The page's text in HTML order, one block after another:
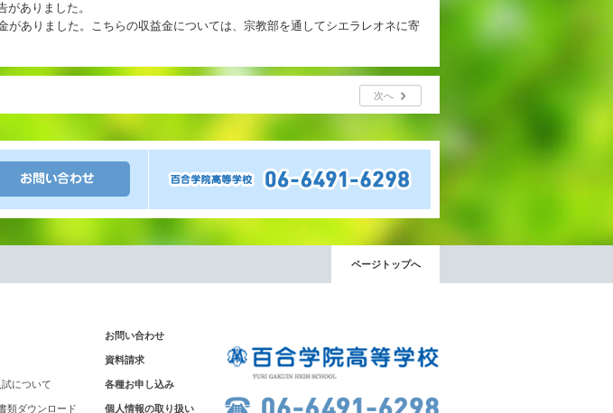
ありました。
がありました。こちらの収益金については、宗教部を通してシエラレオネに寄
次へ
ページトップへ
について
類ダウンロード
お問い合わせ
資料請求
各種お申し込み
個人情報の取り扱い